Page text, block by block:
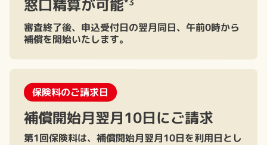
窓口精算が可能*3
審査終了後、申込受付日の翌月同日、午前0時から
補償を開始いたします。
保険料のご請求日
補償開始月翌月10日にご請求
第1回保険料は、補償開始月翌月10日を利用日とし